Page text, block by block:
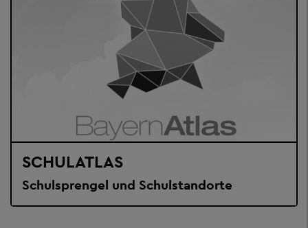
SCHULATLAS
Schulsprengel und Schulstandorte